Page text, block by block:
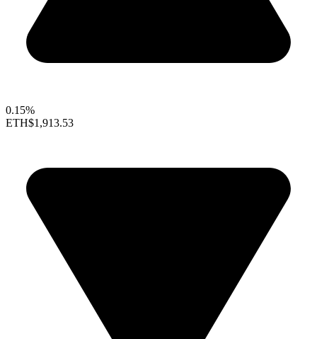
0.15%
ETH$1,913.53